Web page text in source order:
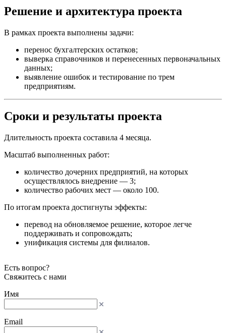
Решение и архитектура проекта
В рамках проекта выполнены задачи:
перенос бухгалтерских остатков;
выверка справочников и перенесенных первоначальных
данных;
выявление ошибок и тестирование по трем
предприятиям.
Сроки и результаты проекта
Длительность проекта составила 4 месяца.
Масштаб выполненных работ:
количество дочерних предприятий, на которых
осуществлялось внедрение — 3;
количество рабочих мест — около 100.
По итогам проекта достигнуты эффекты:
перевод на обновляемое решение, которое легче
поддерживать и сопровождать;
унификация системы для филиалов.
Есть вопрос?
Свяжитесь с нами
Имя
Email